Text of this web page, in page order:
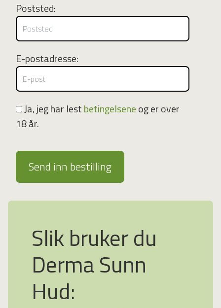
Poststed:
E-postadresse:
Ja, jeg har lestbetingelseneog er over
18 år.
Slik bruker du
Derma Sunn
Hud: